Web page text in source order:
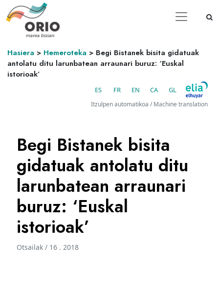
Hasiera > Hemeroteka > Begi Bistanek bisita gidatuak
antolatu ditu larunbatean arraunari buruz: ‘Euskal
istorioak’
ES FR EN CA GL
Itzulpen automatikoa / Machine translation
Begi Bistanek bisita
gidatuak antolatu ditu
larunbatean arraunari
buruz: ‘Euskal
istorioak’
Otsailak / 16 . 2018